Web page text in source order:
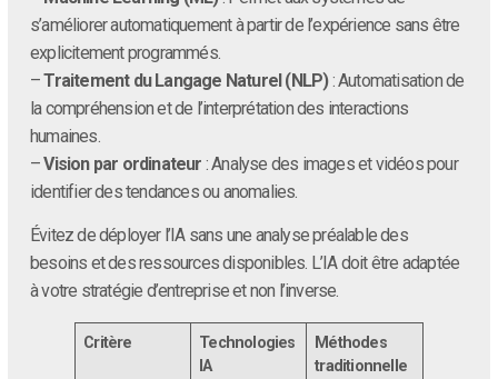
s’améliorer automatiquement à partir de l’expérience sans être
explicitement programmés.
–Traitement du Langage Naturel (NLP): Automatisation de
la compréhension et de l’interprétation des interactions
humaines.
–Vision par ordinateur : Analyse des images et vidéos pour
identifier des tendances ou anomalies.
Évitez de déployer l’IA sans une analyse préalable des
besoins et des ressources disponibles. L’IA doit être adaptée
à votre stratégie d’entreprise et non l’inverse.
Critère
Technologies
IA
Méthodes
traditionnelle